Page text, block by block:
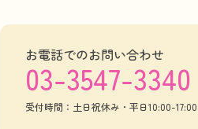
お電話でのお問い合わせ
03-3547-3340
受付時間：土日祝休み・平日10:00-17:00